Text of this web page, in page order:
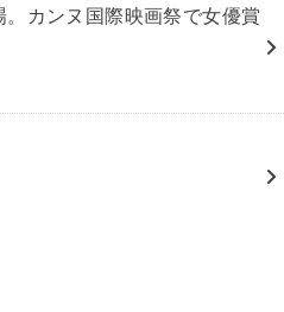
カンヌ国際映画祭で女優賞